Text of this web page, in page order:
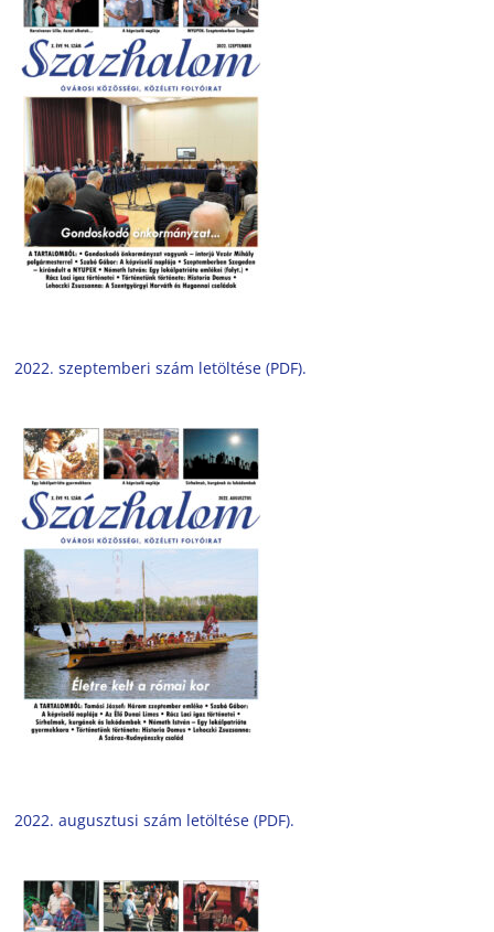
2022. szeptemberi szám letöltése (PDF).
2022. augusztusi szám letöltése (PDF).